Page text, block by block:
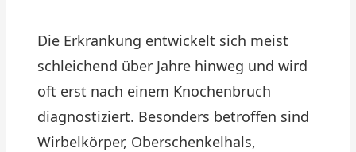
Die Erkrankung entwickelt sich meist
schleichend über Jahre hinweg und wird
oft erst nach einem Knochenbruch
diagnostiziert. Besonders betroffen sind
Wirbelkörper, Oberschenkelhals,